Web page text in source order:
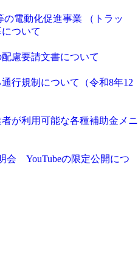
電動化促進事業 （トラッ
ついて
慮要請文書について
行規制について（令和8年12
が利用可能な各種補助金メニ
会 YouTubeの限定公開につ